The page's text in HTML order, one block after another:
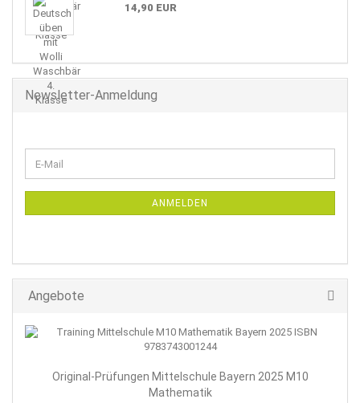
14,90 EUR
Newsletter-Anmeldung
ZUR
E-
Mail
ANMELDEN
Angebote
Original-Prüfungen Mittelschule Bayern 2025 M10
Mathematik